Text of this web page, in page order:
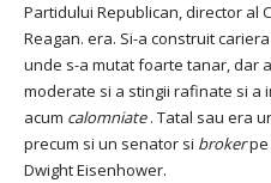
Partidului Republican, director al
Reagan. era. Si-a construit
unde s-a mutat foarte tanar, dar
moderate si a stingii rafinate si a
acum calomniate. Tatal sau era
precum si un senator si brokerpe
Dwight Eisenhower.